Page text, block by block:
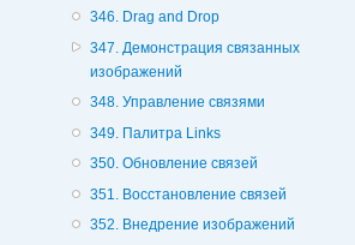
346. Drag and Drop
347. Демонстрация связанных
изображений
348. Управление связями
349. Палитра Links
350. Обновление связей
351. Восстановление связей
352. Внедрение изображений